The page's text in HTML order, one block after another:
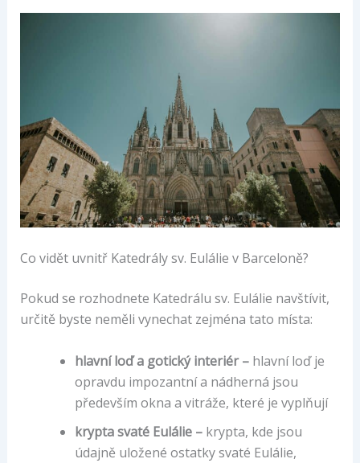
Co vidět uvnitř Katedrály sv. Eulálie v Barceloně?
Pokud se rozhodnete Katedrálu sv. Eulálie navštívit,
určitě byste neměli vynechat zejména tato místa:
hlavní loď a gotický interiér –hlavní loď je
opravdu impozantní a nádherná jsou
především okna a vitráže, které je vyplňují
krypta svaté Eulálie – krypta, kde jsou
údajně uložené ostatky svaté Eulálie,